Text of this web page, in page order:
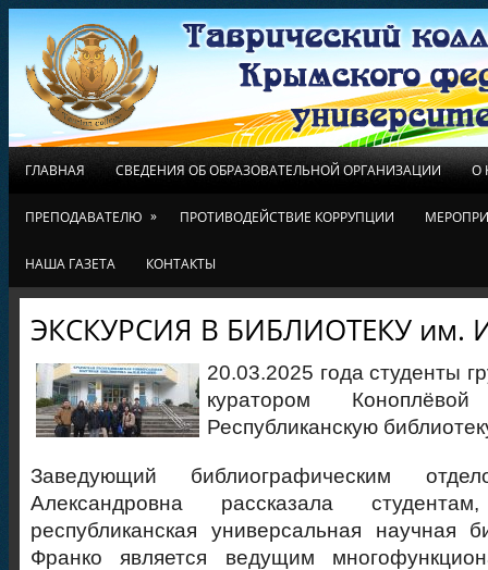
ГЛАВНАЯ СВЕДЕНИЯ ОБ ОБРАЗОВАТЕЛЬНОЙ ОРГАНИЗАЦИИ О
ПРЕПОДАВАТЕЛЮ » ПРОТИВОДЕЙСТВИЕ КОРРУПЦИИ
НАША ГАЗЕТА КОНТАКТЫ
ЭКСКУРСИЯ В БИБЛИОТЕКУ им.
20.03.2025 года студенты
куратором
Республиканскую
Заведующий библиографическим
Александровна рассказала
республиканская универсальная научная
Франко является ведущим